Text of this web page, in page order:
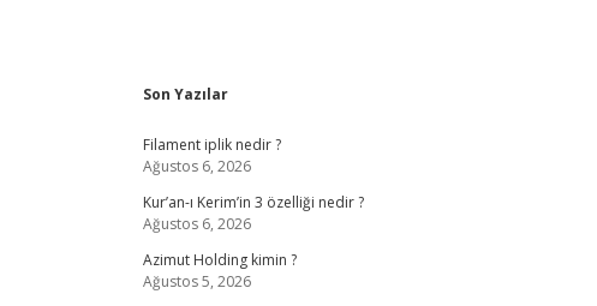
Sidebar
Son Yazılar
Filament iplik nedir ?
Ağustos 6, 2026
Kur’an-ı Kerim’in 3 özelliği nedir ?
Ağustos 6, 2026
Azimut Holding kimin ?
Ağustos 5, 2026
vdcasino güncel giriş